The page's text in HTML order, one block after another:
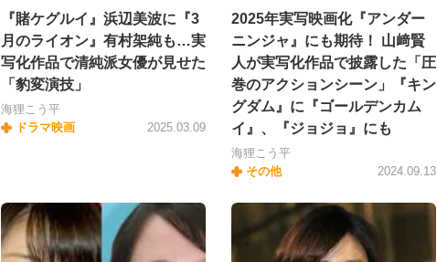
『賭ケグルイ』浜辺美波に『3
月のライオン』有村架純も…実
写化作品で清純派女優が見せた
「豹変演技」
海狸こう平
ドラマ映画
2025.03.09
2025年実写映画化『アンダー
ニンジャ』にも期待！ 山﨑賢
人が実写化作品で披露した「圧
巻のアクションシーン」『キン
グダム』に『ゴールデンカム
イ』、『ジョジョ』にも
海狸こう平
その他
2024.09.13